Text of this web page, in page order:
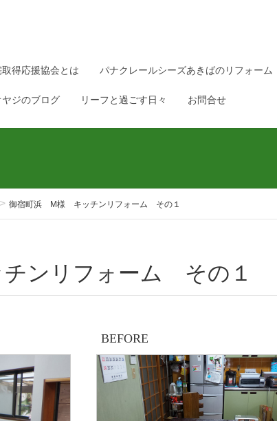
得応援協会とは パナクレールシーズあきばのリフォーム
ジのブログ リーフと過ごす日々 お問合せ
御宿町浜 M様 キッチンリフォーム その１
ンリフォーム その１
BEFORE